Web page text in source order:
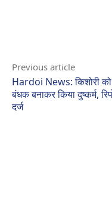
Previous article
Hardoi News: किशोरी को
बंधक बनाकर किया दुष्कर्म,
दर्ज